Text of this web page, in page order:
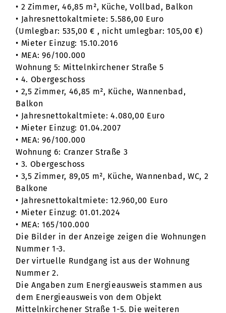
• 2 Zimmer, 46,85 m², Küche, Vollbad, Balkon
• Jahresnettokaltmiete: 5.586,00 Euro
(Umlegbar: 535,00 € , nicht umlegbar: 105,00 €)
• Mieter Einzug: 15.10.2016
• MEA: 96/100.000
Wohnung 5: Mittelnkirchener Straße 5
• 4. Obergeschoss
• 2,5 Zimmer, 46,85 m², Küche, Wannenbad,
Balkon
• Jahresnettokaltmiete: 4.080,00 Euro
• Mieter Einzug: 01.04.2007
• MEA: 96/100.000
Wohnung 6: Cranzer Straße 3
• 3. Obergeschoss
• 3,5 Zimmer, 89,05 m², Küche, Wannenbad, WC, 2
Balkone
• Jahresnettokaltmiete: 12.960,00 Euro
• Mieter Einzug: 01.01.2024
• MEA: 165/100.000
Die Bilder in der Anzeige zeigen die Wohnungen
Nummer 1-3.
Der virtuelle Rundgang ist aus der Wohnung
Nummer 2.
Die Angaben zum Energieausweis stammen aus
dem Energieausweis von dem Objekt
Mittelnkirchener Straße 1-5. Die weiteren